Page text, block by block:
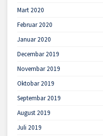
Mart 2020
Februar 2020
Januar 2020
Decembar 2019
Novembar 2019
Oktobar 2019
Septembar 2019
August 2019
Juli 2019